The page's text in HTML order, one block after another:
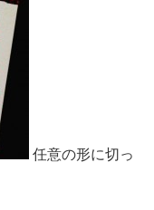
任意の形に切っ